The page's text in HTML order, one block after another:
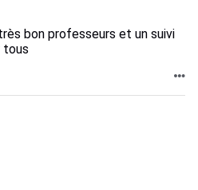
bon professeurs et un suivi
tous